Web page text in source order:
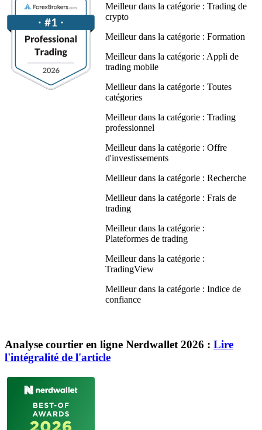
Meilleur dans la catégorie : Trading de
crypto
Meilleur dans la catégorie : Formation
Meilleur dans la catégorie : Appli de
trading mobile
Meilleur dans la catégorie : Toutes
catégories
Meilleur dans la catégorie : Trading
professionnel
Meilleur dans la catégorie : Offre
d'investissements
Meilleur dans la catégorie : Recherche
Meilleur dans la catégorie : Frais de
trading
Meilleur dans la catégorie :
Plateformes de trading
Meilleur dans la catégorie :
TradingView
Meilleur dans la catégorie : Indice de
confiance
Analyse courtier en ligne Nerdwallet 2026 : Lire
l'intégralité de l'article